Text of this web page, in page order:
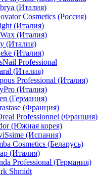
(Италия)
Cosmetics (Россия)
(Италия)
(Италия)
(Италия)
(Италия)
Professional
(Италия)
Professional (Италия)
(Италия)
(Германия)
(Франция)
Professionnel (Франция)
(Южная корея)
(Испания)
Cosmetics (Беларусь)
(Италия)
Professional (Германия)
Shmidt